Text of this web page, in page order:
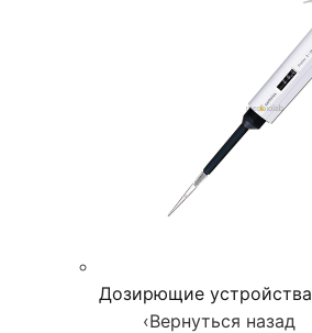
Дозирющие устройства
‹Вернуться назад